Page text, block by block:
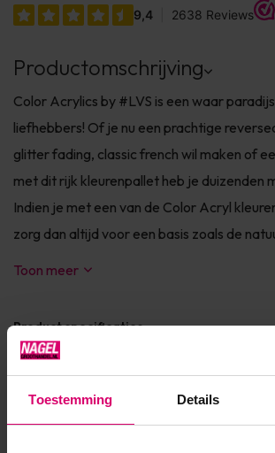
Toestemming Details
Productomschrijving
Color Acrylics by #LVS is een waar
liefhebbers! Of je nu een prachtige
glitter fading, classic french wil maken of
met dit rijk kleurenpallet heb je duizenden
Indien je met een van de Color Acryl
zorg dan altijd voor een basis zoals de
Toon meer
Product specificaties
Artikelnummer 49314